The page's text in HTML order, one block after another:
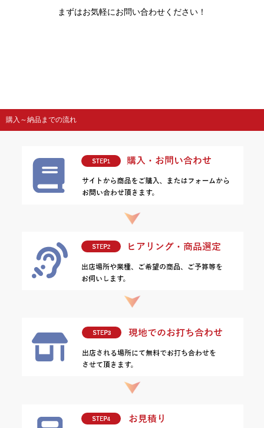
まずはお気軽にお問い合わせください！
購入～納品までの流れ